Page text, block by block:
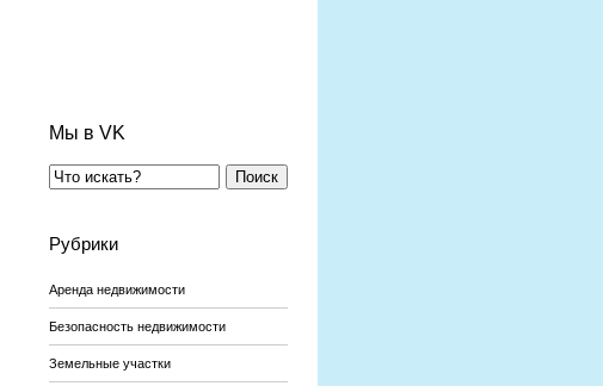
Мы в VK
Поиск
Рубрики
Аренда недвижимости
Безопасность недвижимости
Земельные участки